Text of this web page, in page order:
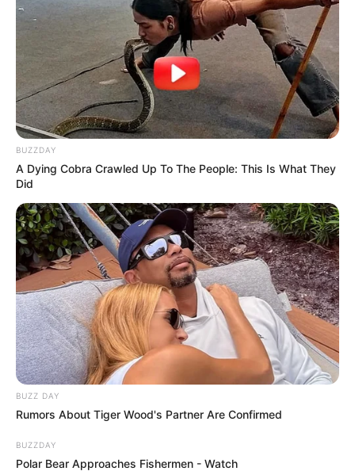
BUZZDAY
A Dying Cobra Crawled Up To The People: This Is What They
Did
BUZZ DAY
Rumors About Tiger Wood's Partner Are Confirmed
BUZZDAY
Polar Bear Approaches Fishermen - Watch